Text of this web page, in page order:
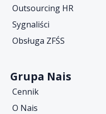
Outsourcing HR
Sygnaliści
Obsługa ZFŚS
Grupa Nais
Cennik
O Nais